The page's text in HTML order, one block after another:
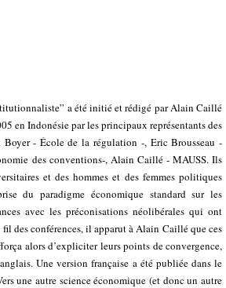
a été initié et rédigé par Alain Caillé
en Indonésie par les principaux représentants des
Boyer - École de la régulation -, Eric Brousseau -
des conventions-, Alain Caillé - MAUSS. Ils
et des hommes et des femmes politiques
du paradigme économique standard sur les
avec les préconisations néolibérales qui ont
des conférences, il apparut à Alain Caillé que ces
alors d’expliciter leurs points de convergence,
Une version française a été publiée dans le
une autre science économique (et donc un autre